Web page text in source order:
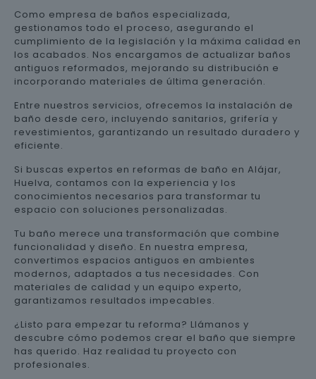
Como empresa de baños especializada,
gestionamos todo el proceso, asegurando el
cumplimiento de la legislación y la máxima calidad en
los acabados. Nos encargamos de actualizar baños
antiguos reformados, mejorando su distribución e
incorporando materiales de última generación.
Entre nuestros servicios, ofrecemos la instalación de
baño desde cero, incluyendo sanitarios, grifería y
revestimientos, garantizando un resultado duradero y
eficiente.
Si buscas expertos en reformas de baño en Alájar,
Huelva, contamos con la experiencia y los
conocimientos necesarios para transformar tu
espacio con soluciones personalizadas.
Tu baño merece una transformación que combine
funcionalidad y diseño. En nuestra empresa,
convertimos espacios antiguos en ambientes
modernos, adaptados a tus necesidades. Con
materiales de calidad y un equipo experto,
garantizamos resultados impecables.
¿Listo para empezar tu reforma? Llámanos y
descubre cómo podemos crear el baño que siempre
has querido. Haz realidad tu proyecto con
profesionales.